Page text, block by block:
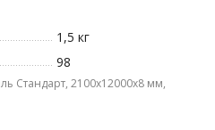
1,5 кг
98
Стандарт, 2100х12000x8 мм,